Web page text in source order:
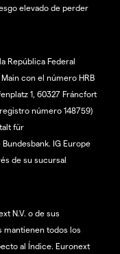
elevado de perder
República Federal
con el número HRB
1, 60327 Fráncfort
número 148759)
für
IG Europe
de su sucursal
N.V. o de sus
mantienen todos los
al Índice. Euronext